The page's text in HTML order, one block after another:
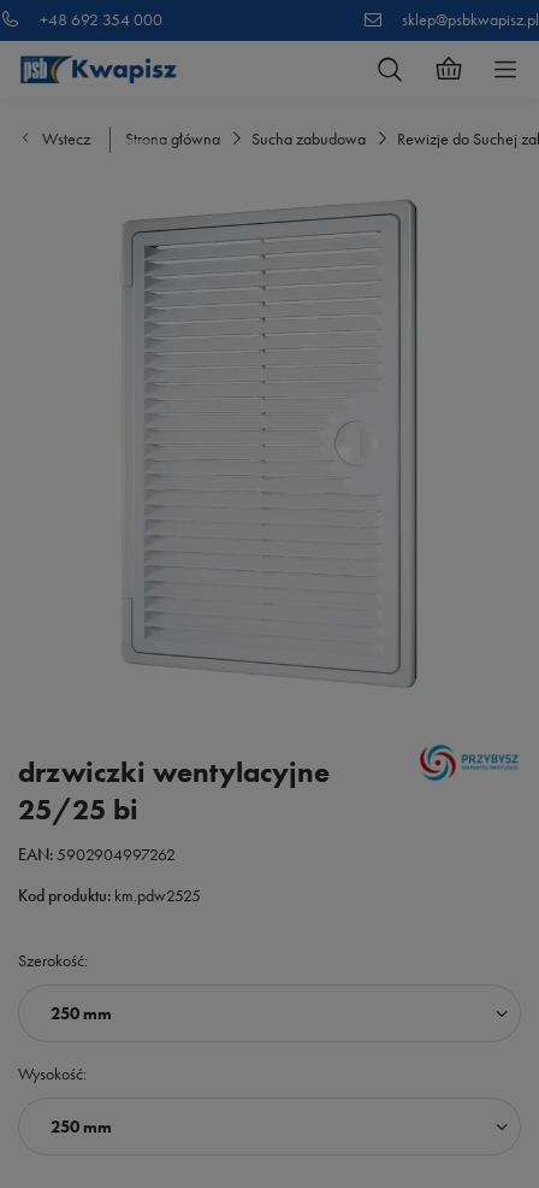
+48 692 354 000 sklep@psbkwapisz.pl
Wstecz Strona główna Sucha zabudowa Rewizje do Suchej
drzwiczki wentylacyjne
25/25 bi
EAN:5902904997262
Kod produktu: km.pdw2525
Szerokość
250 mm
Wysokość
250 mm